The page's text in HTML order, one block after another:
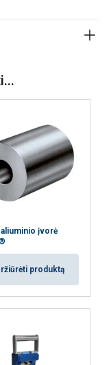
įvorė
produktą